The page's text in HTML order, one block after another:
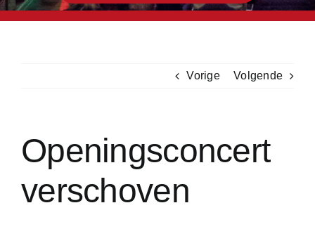
Vorige Volgende
Openingsconcert
verschoven